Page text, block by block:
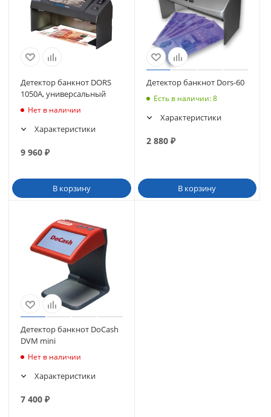
Детектор банкнот DORS
1050A, универсальный
Нет в наличии
Характеристики
9 960 ₽
В корзину
Детектор банкнот Dors-60
Есть в наличии: 8
Характеристики
2 880₽
В корзину
Детектор банкнот DoCash
DVM mini
Нет в наличии
Характеристики
7 400 ₽